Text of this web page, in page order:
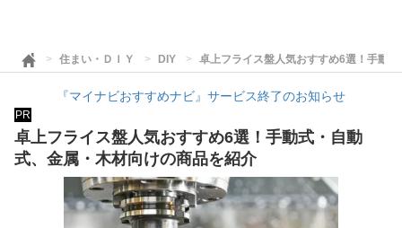
住まい・ＤＩＹ DIY 卓上フライス盤人気おすすめ6選！手動
『マイナビおすすめナビ』サービス終了のお知らせ
PR
卓上フライス盤人気おすすめ6選！手動式・自動
式、金属・木材向けの商品を紹介